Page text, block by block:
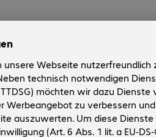
HPE NW Instant On AP21
4793175
S1T14A
Ausführung:Europäisch
Standard:Wi-Fi 6 (802.11ax)
WLAN Geschwindigkeit (bis zu) 1.200
Bridging Funktion :Ja